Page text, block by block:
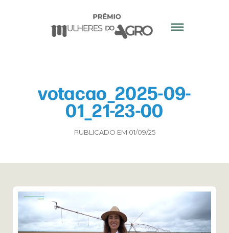
votacao_2025-09-
01_21-23-00
PUBLICADO EM 01/09/25